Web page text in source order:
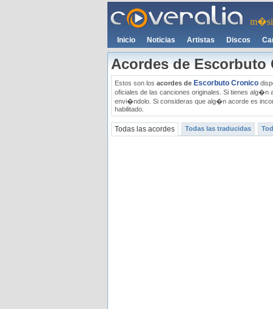
Inicio Noticias Artistas Discos
Acordes de Escorbuto
Estos son los acordes de Escorbuto Cronico
oficiales de las canciones originales. Si tienes alg�n
envi�ndolo. Si consideras que alg�n acorde es
habilitado.
Todas las acordes Todas las traducidas